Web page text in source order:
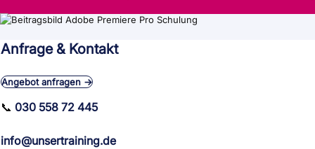
Anfrage & Kontakt
Angebot anfragen →
📞 030 558 72 445
info@unsertraining.de